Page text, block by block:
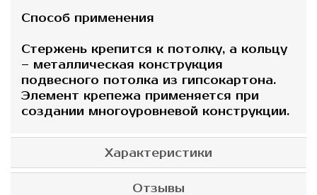
Способ применения
Стержень крепится к потолку, а кольцу
– металлическая конструкция
подвесного потолка из гипсокартона.
Элемент крепежа применяется при
создании многоуровневой конструкции.
Характеристики
Отзывы